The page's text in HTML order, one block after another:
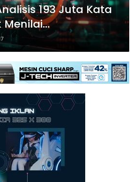
193 Juta Kata
Menilai
terhadap